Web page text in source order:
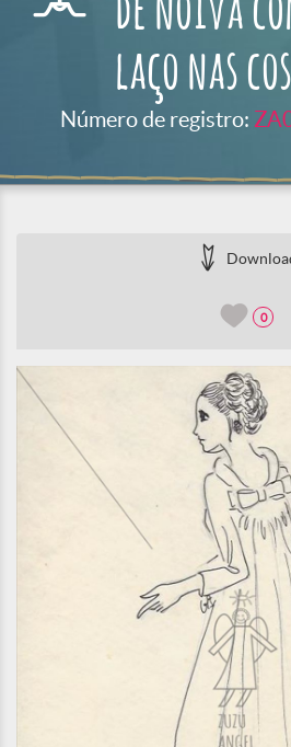
de noiva
laço nas
Número de registro:
0